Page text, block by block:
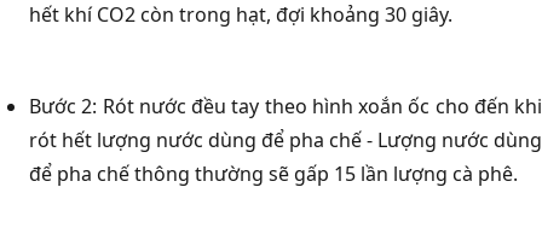
hết khí CO2 còn trong hạt, đợi khoảng 30 giây.
Bước 2: Rót nước đều tay theo hình xoắn ốc cho đến khi
rót hết lượng nước dùng để pha chế - Lượng nước dùng
để pha chế thông thường sẽ gấp 15 lần lượng cà phê.